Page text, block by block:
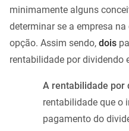
minimamente alguns
determinar se a empresa
opção. Assim sendo, dois
rentabilidade por dividendo
A rentabilidade por
rentabilidade que o
pagamento do